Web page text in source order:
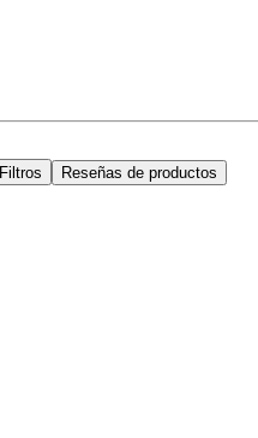
Filtros Reseñas de productos